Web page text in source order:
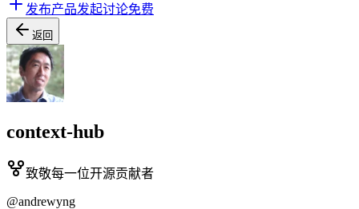
发布产品发起讨论免费
返回
context-hub
致敬每一位开源贡献者
@andrewyng